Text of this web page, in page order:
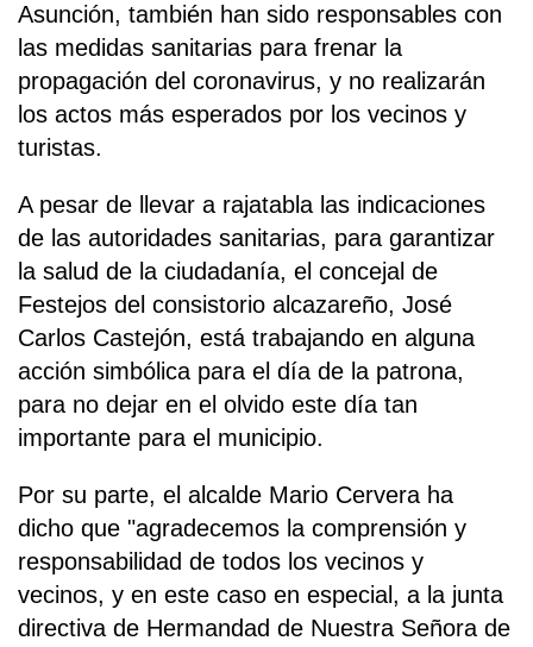
Asunción, también han sido responsables con
las medidas sanitarias para frenar la
propagación del coronavirus, y no realizarán
los actos más esperados por los vecinos y
turistas.
A pesar de llevar a rajatabla las indicaciones
de las autoridades sanitarias, para garantizar
la salud de la ciudadanía, el concejal de
Festejos del consistorio alcazareño, José
Carlos Castejón, está trabajando en alguna
acción simbólica para el día de la patrona,
para no dejar en el olvido este día tan
importante para el municipio.
Por su parte, el alcalde Mario Cervera ha
dicho que "agradecemos la comprensión y
responsabilidad de todos los vecinos y
vecinos, y en este caso en especial, a la junta
directiva de Hermandad de Nuestra Señora de